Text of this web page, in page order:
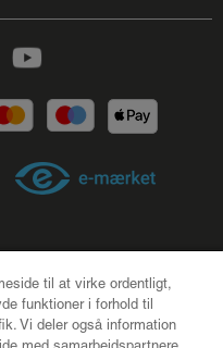
Youtube
| Privatlivspolitik |
til at virke ordentligt,
funktioner i forhold til
Vi deler også information